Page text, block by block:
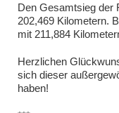
Den Gesamtsieg der
202,469 Kilometern.
mit 211,884
Herzlichen
sich dieser
haben!